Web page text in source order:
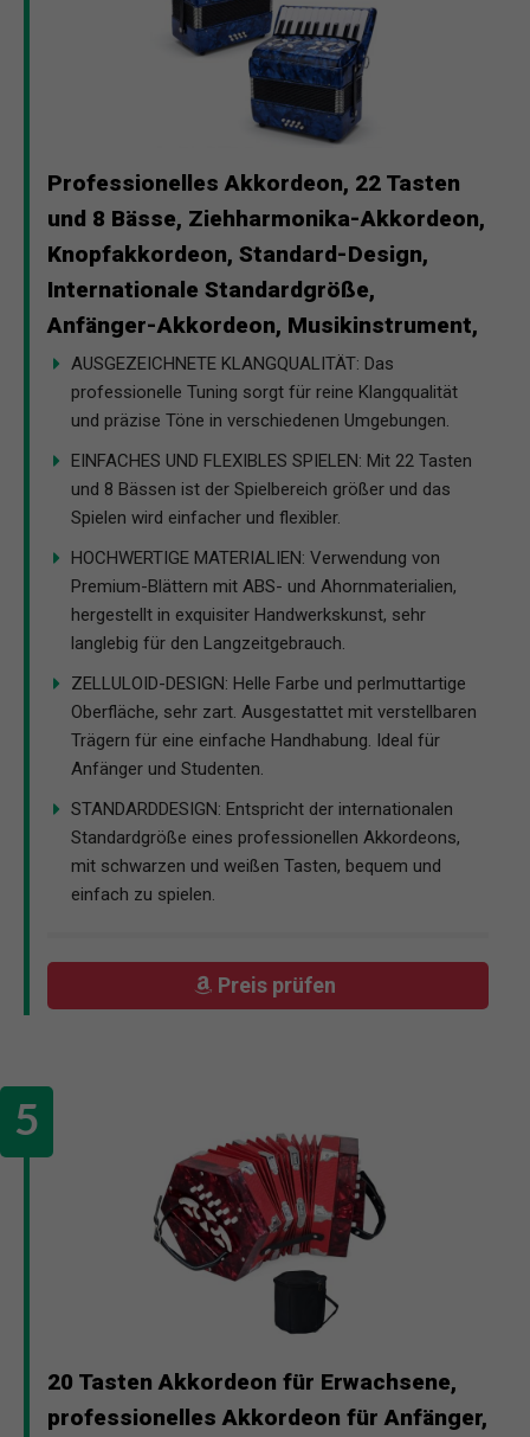
Professionelles Akkordeon, 22 Tasten
und 8 Bässe, Ziehharmonika-Akkordeon,
Knopfakkordeon, Standard-Design,
Internationale Standardgröße,
Anfänger-Akkordeon, Musikinstrument,
AUSGEZEICHNETE KLANGQUALITÄT: Das
professionelle Tuning sorgt für reine Klangqualität
und präzise Töne in verschiedenen Umgebungen.
EINFACHES UND FLEXIBLES SPIELEN: Mit 22 Tasten
und 8 Bässen ist der Spielbereich größer und das
Spielen wird einfacher und flexibler.
HOCHWERTIGE MATERIALIEN: Verwendung von
Premium-Blättern mit ABS- und Ahornmaterialien,
hergestellt in exquisiter Handwerkskunst, sehr
langlebig für den Langzeitgebrauch.
ZELLULOID-DESIGN: Helle Farbe und perlmuttartige
Oberfläche, sehr zart. Ausgestattet mit verstellbaren
Trägern für eine einfache Handhabung. Ideal für
Anfänger und Studenten.
STANDARDDESIGN: Entspricht der internationalen
Standardgröße eines professionellen Akkordeons,
mit schwarzen und weißen Tasten, bequem und
einfach zu spielen.
Preis prüfen
20 Tasten Akkordeon für Erwachsene,
professionelles Akkordeon für Anfänger,